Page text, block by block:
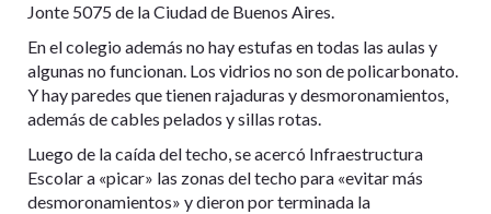
Jonte 5075 de la Ciudad de Buenos Aires.
En el colegio además no hay estufas en todas las aulas y
algunas no funcionan. Los vidrios no son de policarbonato.
Y hay paredes que tienen rajaduras y desmoronamientos,
además de cables pelados y sillas rotas.
Luego de la caída del techo, se acercó Infraestructura
Escolar a «picar» las zonas del techo para «evitar más
desmoronamientos» y dieron por terminada la